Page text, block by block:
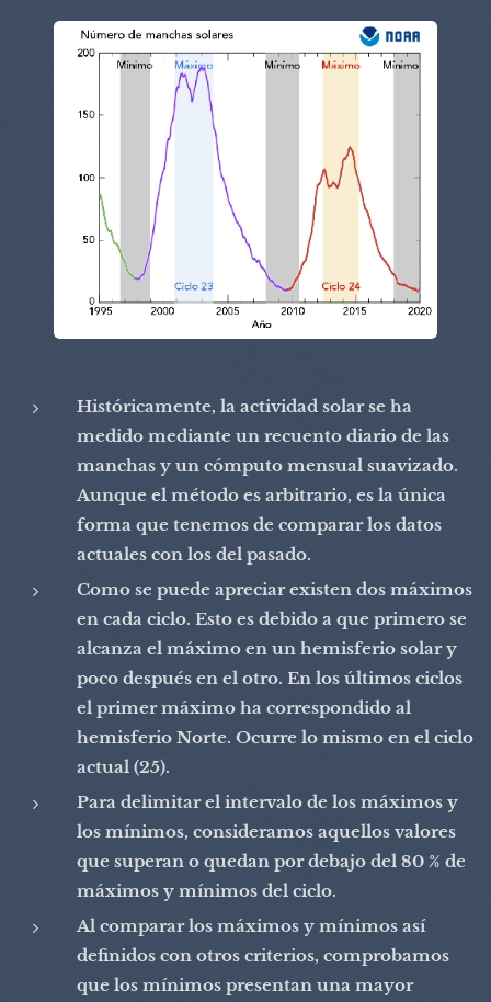
Históricamente, la actividad solar se ha
medido mediante un recuento diario de las
manchas y un cómputo mensual suavizado.
Aunque el método es arbitrario, es la única
forma que tenemos de comparar los datos
actuales con los del pasado.
Como se puede apreciar existen dos máximos
en cada ciclo. Esto es debido a que primero se
alcanza el máximo en un hemisferio solar y
poco después en el otro. En los últimos ciclos
el primer máximo ha correspondido al
hemisferio Norte. Ocurre lo mismo en el ciclo
actual (25).
Para delimitar el intervalo de los máximos y
los mínimos, consideramos aquellos valores
que superan o quedan por debajo del 80 % de
máximos y mínimos del ciclo.
Al comparar los máximos y mínimos así
definidos con otros criterios, comprobamos
que los mínimos presentan una mayor